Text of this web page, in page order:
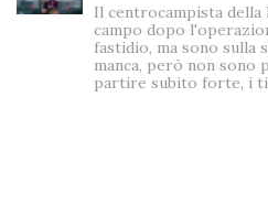
Il centrocampista della
campo dopo
fastidio, ma sono sulla
manca, però non sono
partire subito forte, i